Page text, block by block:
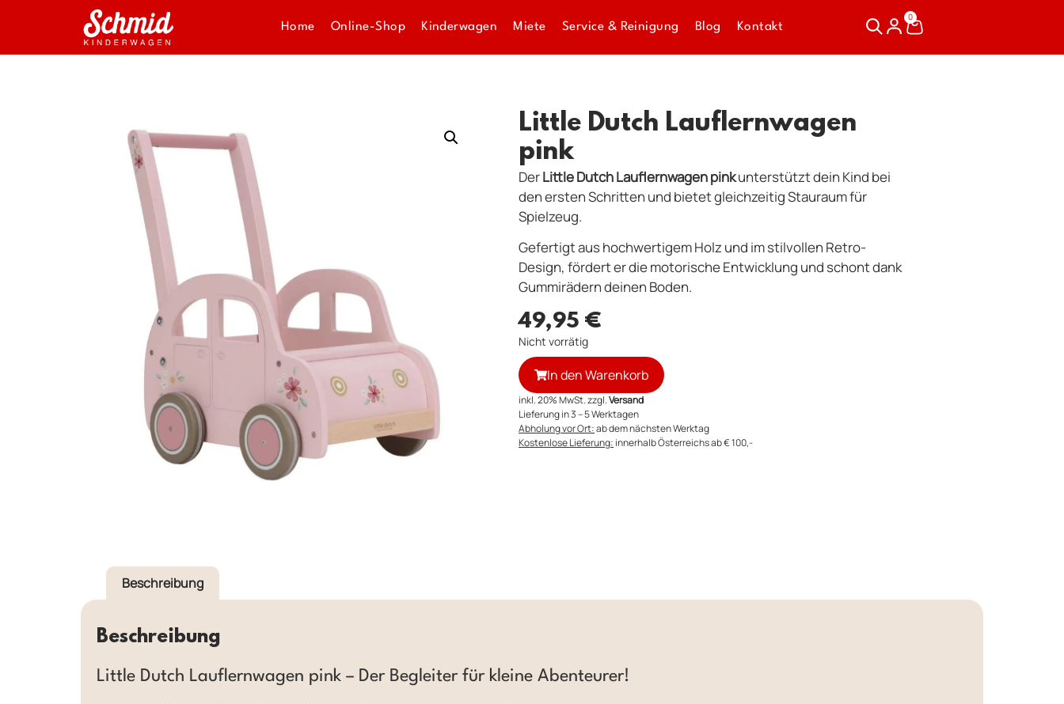
Home Online-Shop Kinderwagen Miete Service & Reinigung Blog Kontakt
0
Little Dutch Lauflernwagen
pink
DerLittle Dutch Lauflernwagen pinkunterstützt dein Kind bei
den ersten Schritten und bietet gleichzeitig Stauraum für
Spielzeug.
Gefertigt aus hochwertigem Holz und im stilvollen Retro-
Design, fördert er die motorische Entwicklung und schont dank
Gummirädern deinen Boden.
49,95 €
Nicht vorrätig
In den Warenkorb
inkl. 20% MwSt. zzgl.Versand
Lieferung in 3 – 5 Werktagen
Abholung vor Ort:ab dem nächsten Werktag
Kostenlose Lieferung: innerhalb Österreichs ab € 100,-
Beschreibung
Beschreibung
Little Dutch Lauflernwagen pink – Der Begleiter für kleine Abenteurer!